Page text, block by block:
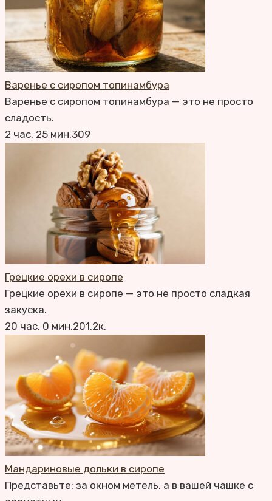
Варенье с сиропом топинамбура
Варенье с сиропом топинамбура — это не просто
сладость.
2 час. 25 мин.309
Грецкие орехи в сиропе
Грецкие орехи в сиропе — это не просто сладкая
закуска.
20 час. 0 мин.201.2к.
Мандариновые дольки в сиропе
Представьте: за окном метель, а в вашей чашке с